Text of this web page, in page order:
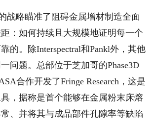
战略瞄准了阻碍金属增材制造全面
：如何持续且大规模地证明每一个
的。除Interspectral和Pankl外，其他
问题。总部位于芝加哥的Phase3D
合作开发了Fringe Research，这是
，据称是首个能够在金属粉末床熔
、并将其与成品部件孔隙率等缺陷